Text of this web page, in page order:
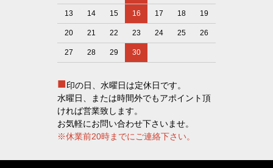
13 14 15 16 17 18 19
20 21 22 23 24 25 26
27 28 29 30
■印の日、水曜日は定休日です。
水曜日、または時間外でもアポイント頂
ければ営業致します。
お気軽にお問い合わせ下さいませ。
※休業前20時までにご連絡下さい。